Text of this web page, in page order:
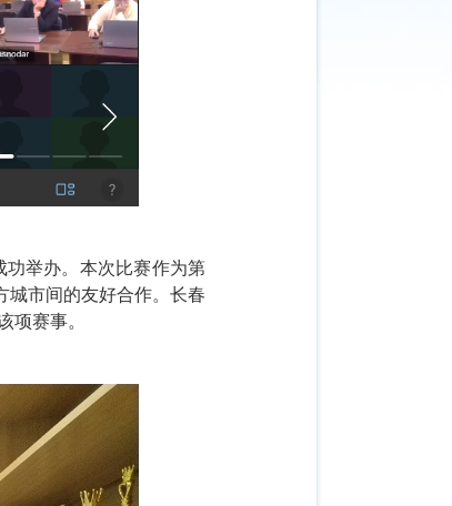
功举办。本次比赛作为第
市间的友好合作。 长春
项赛事。